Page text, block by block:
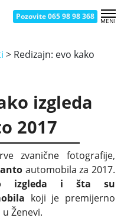
Pozovite 065 98 98 368 MENI
> Redizajn: evo kako
izgleda
2017
zvanične fotografije,
automobila za 2017.
izgleda i šta su
koji je premijerno
Ženevi.